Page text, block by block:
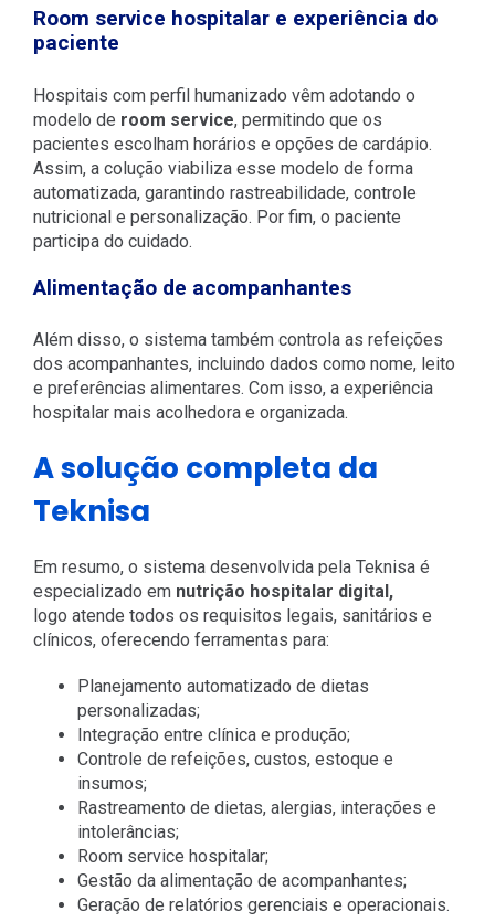
Room service hospitalar e experiência do
paciente
Hospitais com perfil humanizado vêm adotando o
modelo de room service, permitindo que os
pacientes escolham horários e opções de cardápio.
Assim, a colução viabiliza esse modelo de forma
automatizada, garantindo rastreabilidade, controle
nutricional e personalização. Por fim, o paciente
participa do cuidado.
Alimentação de acompanhantes
Além disso, o sistema também controla as refeições
dos acompanhantes, incluindo dados como nome, leito
e preferências alimentares. Com isso, a experiência
hospitalar mais acolhedora e organizada.
A solução completa da
Teknisa
Em resumo, o sistema desenvolvida pela Teknisa é
especializado em nutrição hospitalar digital,
logo atende todos os requisitos legais, sanitários e
clínicos, oferecendo ferramentas para:
Planejamento automatizado de dietas
personalizadas;
Integração entre clínica e produção;
Controle de refeições, custos, estoque e
insumos;
Rastreamento de dietas, alergias, interações e
intolerâncias;
Room service hospitalar;
Gestão da alimentação de acompanhantes;
Geração de relatórios gerenciais e operacionais.